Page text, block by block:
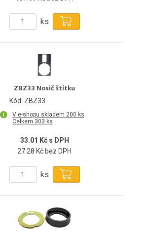
ks
ZBZ33 Nosič štítku
Kód: ZBZ33
V e-shopu skladem 200 ks
Celkem 303 ks
33.01 Kč s DPH
27.28 Kč bez DPH
ks